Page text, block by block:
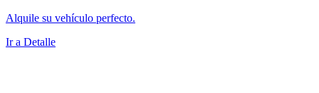
Alquile su vehículo perfecto.
Ir a Detalle